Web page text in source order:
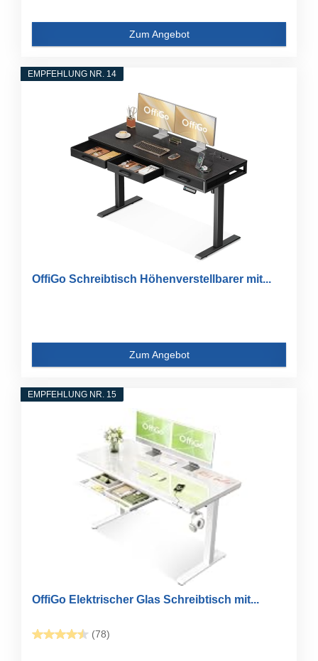
Zum Angebot
EMPFEHLUNG NR. 14
OffiGo Schreibtisch Höhenverstellbarer mit...
Zum Angebot
EMPFEHLUNG NR. 15
OffiGo Elektrischer Glas Schreibtisch mit...
(78)